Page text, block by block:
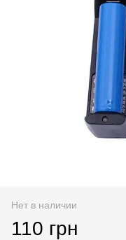
Нет в наличии
110 грн